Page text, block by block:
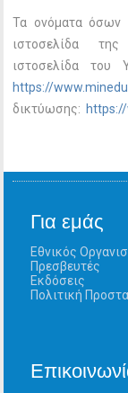
Τα ονόματα όσων
ιστοσελίδα
ιστοσελίδα του
https://
δικτύωσης:
Για εμάς
Εθνικός
Πρεσβευτές
Εκδόσεις
Πολιτική